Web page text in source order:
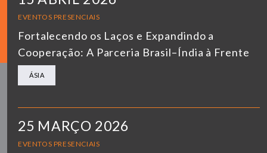
EVENTOS PRESENCIAIS
Fortalecendo os Laços e Expandindo a
Cooperação: A Parceria Brasil–Índia à Frente
ÁSIA
25 MARÇO 2026
EVENTOS PRESENCIAIS